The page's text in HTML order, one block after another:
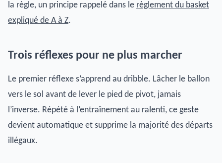
la règle, un principe rappelé dans le règlement du basket
expliqué de A à Z.
Trois réflexes pour ne plus marcher
Le premier réflexe s’apprend au dribble. Lâcher le ballon
vers le sol avant de lever le pied de pivot, jamais
l’inverse. Répété à l’entraînement au ralenti, ce geste
devient automatique et supprime la majorité des départs
illégaux.